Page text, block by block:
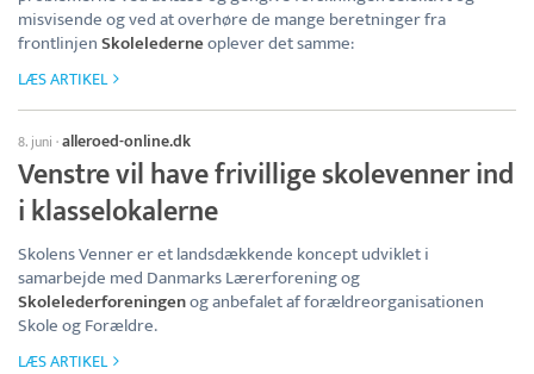
misvisende og ved at overhøre de mange beretninger fra
frontlinjenSkolelederneoplever det samme:
LÆS ARTIKEL
8. juni ·alleroed-online.dk
Venstre vil have frivillige skolevenner ind
i klasselokalerne
Skolens Venner er et landsdækkende koncept udviklet i
samarbejde med Danmarks Lærerforening og
Skolelederforeningenog anbefalet af forældreorganisationen
Skole og Forældre.
LÆS ARTIKEL